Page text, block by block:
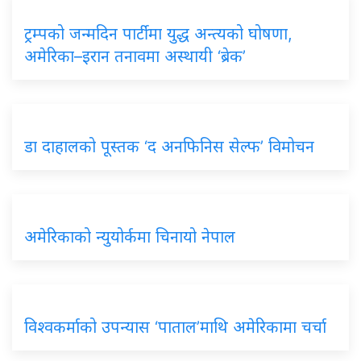
ट्रम्पको जन्मदिन पार्टीमा युद्ध अन्त्यको घोषणा,
अमेरिका–इरान तनावमा अस्थायी ‘ब्रेक’
डा दाहालको पूस्तक ‘द अनफिनिस सेल्फ’ विमोचन
अमेरिकाको न्युयोर्कमा चिनायो नेपाल
विश्वकर्माको उपन्यास ‘पाताल’माथि अमेरिकामा चर्चा